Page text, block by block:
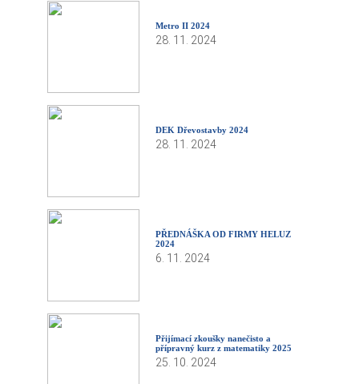
Metro II 2024
28. 11. 2024
DEK Dřevostavby 2024
28. 11. 2024
PŘEDNÁŠKA OD FIRMY HELUZ
2024
6. 11. 2024
Přijímací zkoušky nanečisto a
přípravný kurz z matematiky 2025
25. 10. 2024